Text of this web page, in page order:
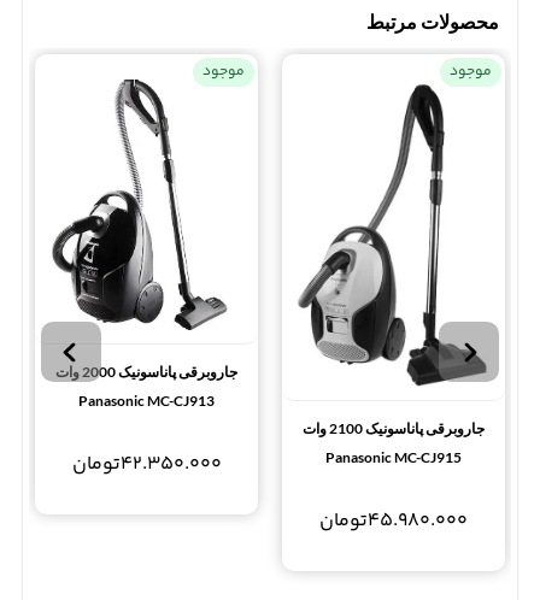
محصولات مرتبط
موجود
جاروبرقی پاناسونیک 2100 وات
Panasonic MC-CJ915
45.980.000تومان
موجود
جاروبرقی پاناسونیک 2000 وات
Panasonic MC-CJ913
42.350.000تومان